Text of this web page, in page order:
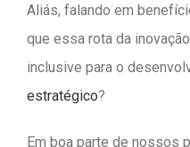
Aliás, falando em
que essa rota da
inclusive para o
estratégico?
Em boa parte de nossos